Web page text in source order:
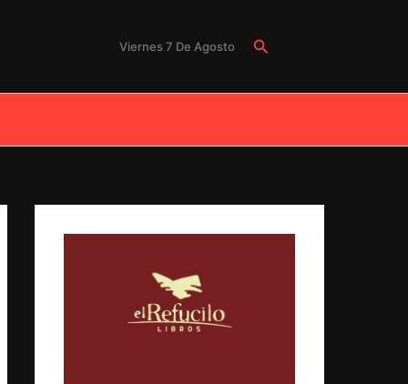
Viernes 7 De Agosto Buscar